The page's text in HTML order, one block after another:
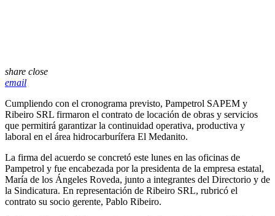
share close
email
Cumpliendo con el cronograma previsto, Pampetrol SAPEM y
Ribeiro SRL firmaron el contrato de locación de obras y servicios
que permitirá garantizar la continuidad operativa, productiva y
laboral en el área hidrocarburífera El Medanito.
La firma del acuerdo se concretó este lunes en las oficinas de
Pampetrol y fue encabezada por la presidenta de la empresa estatal,
María de los Ángeles Roveda, junto a integrantes del Directorio y de
la Sindicatura. En representación de Ribeiro SRL, rubricó el
contrato su socio gerente, Pablo Ribeiro.